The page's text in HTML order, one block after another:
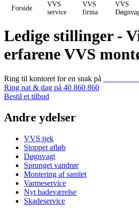
Forside
VVS
service
VVS
firma
VVS
Ledige stillinger -
erfarene VVS
Ring til kontoret for en snak på
Ring nat & dag på 40 860 860
Bestil et tilbud
Andre ydelser
VVS tjek
Stoppet afløb
Døgnvagt
Sprunget vandrør
Montering af sanitet
Varmeservice
Nyt badeværelse
Skadeservice